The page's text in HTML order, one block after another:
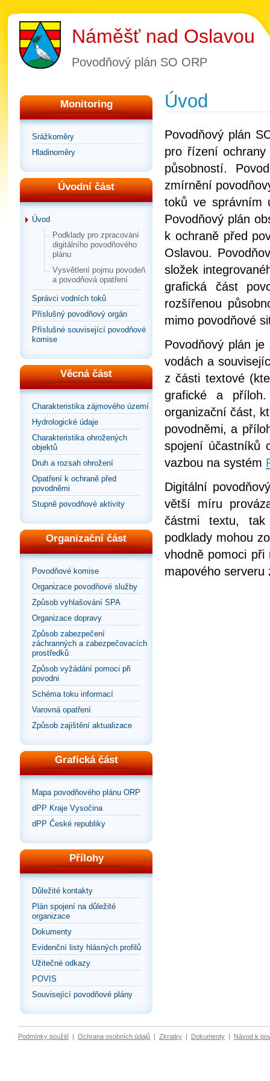
Náměšť nad Oslavou
Povodňový plán SO ORP
Monitoring
Srážkoměry
Hladinoměry
Úvodní část
Úvod
Podklady pro zpracování
digitálního povodňového
plánu
Vysvětlení pojmu povodeň
a povodňová opatření
Správci vodních toků
Příslušný povodňový orgán
Příslušné související povodňové
komise
Věcná část
Charakteristika zájmového území
Hydrologické údaje
Charakteristika ohrožených
objektů
Druh a rozsah ohrožení
Opatření k ochraně před
povodněmi
Stupně povodňové aktivity
Organizační část
Povodňové komise
Organizace povodňové služby
Způsob vyhlašování SPA
Organizace dopravy
Způsob zabezpečení
záchranných a zabezpečovacích
prostředků
Způsob vyžádání pomoci při
povodni
Schéma toku informací
Varovná opatření
Způsob zajištění aktualizace
Grafická část
Mapa povodňového plánu ORP
dPP Kraje Vysočina
dPP České republiky
Přílohy
Důležité kontakty
Plán spojení na důležité
organizace
Dokumenty
Evidenční listy hlásných profilů
Užitečné odkazy
POVIS
Související povodňové plány
Úvod
Povodňový plán
pro řízení
působností.
zmírnění
toků ve správním
Povodňový plán
k ochraně před
Oslavou.
složek
grafická část
rozšířenou
mimo povodňové
Povodňový plán
vodách a
z části textové
grafické a
organizační část,
povodněmi, a
spojení účastníků
vazbou na systém
Digitální
větší míru
částmi textu, tak
podklady mohou
vhodně pomoci
mapového
Podmínky použití | Ochrana osobních údajů | Zkratky | Dokumenty | Návod k